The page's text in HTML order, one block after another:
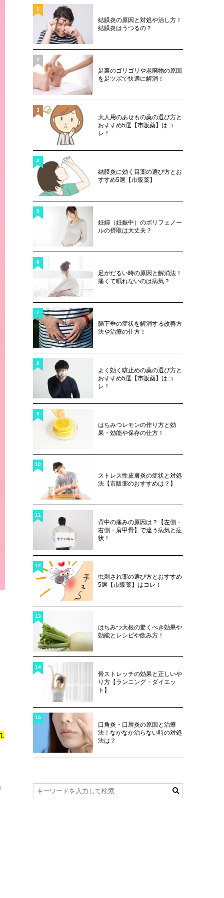
結膜炎の原因と対処や治し方！
結膜炎はうつるの？
1
足裏のゴリゴリや老廃物の原因
を足ツボで快適に解消！
2
大人用のあせもの薬の選び方と
おすすめ5選【市販薬】はコ
レ！
3
結膜炎に効く目薬の選び方とお
すすめ5選【市販薬】
4
妊婦（妊娠中）のポリフェノー
ルの摂取は大丈夫？
5
足がだるい時の原因と解消法！
痛くて眠れないのは病気？
6
腸下垂の症状を解消する改善方
法や治療の仕方！
7
よく効く咳止めの薬の選び方と
おすすめ5選【市販薬】はコ
レ！
8
はちみつレモンの作り方と効
果・効能や保存の仕方！
9
ストレス性皮膚炎の症状と対処
法【市販薬のおすすめは？】
10
背中の痛みの原因は？【左側・
右側・肩甲骨】で違う病気と症
状！
11
虫刺され薬の選び方とおすすめ
5選【市販薬】はコレ！
12
はちみつ大根の驚くべき効果や
効能とレシピや飲み方！
13
骨ストレッチの効果と正しいや
り方【ランニング・ダイエッ
ト】
14
口角炎・口唇炎の原因と治療
法！なかなか治らない時の対処
法は？
15